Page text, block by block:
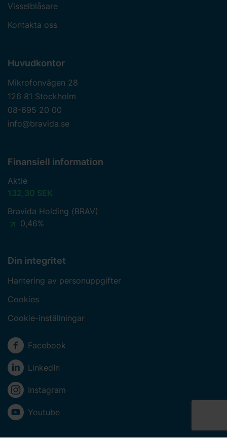
Visselblåsare
Kontakta oss
Huvudkontor
Mikrofonvägen 28
126 81 Stockholm
08-695 20 00
info@bravida.se
Finansiell information
Aktie
132,30 SEK
Bravida Holding (BRAV)
0,46%
Din integritet
Hantering av personuppgifter
Cookies
Cookie-inställningar
Sociala medier
Facebook
LinkedIn
Instagram
Youtube